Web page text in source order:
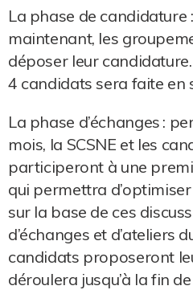
La phase de candidature
maintenant, les
déposer leur
4 candidats sera faite en
La phase d’échanges :
mois, la SCSNE et les
participeront à une
qui permettra
sur la base de ces
d’échanges et d’ateliers
candidats proposeront
déroulera jusqu’à la fin